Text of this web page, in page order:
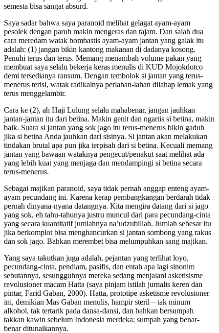
semesta bisa sangat absurd.
Saya sadar bahwa saya paranoid melihat gelagat ayam-ayam
pesolek dengan paruh makin mengeras dan tajam. Dan salah dua
cara meredam watak bombastis ayam-ayam jantan yang galak itu
adalah: (1) jangan bikin kantong makanan di dadanya kosong.
Penuhi terus dan terus. Memang menambah volume pakan yang
membuat saya selalu bekerja keras menulis di KUD Mojokdotco
demi tersedianya ransum. Dengan tembolok si jantan yang terus-
menerus terisi, watak radikalnya perlahan-lahan dilahap lemak yang
terus menggelambir.
Cara ke (2), ah Haji Lulung selalu mahabenar, jangan jauhkan
jantan-jantan itu dari betina. Makin genit dan ngartis si betina, makin
baik. Suara si jantan yang sok jago itu terus-menerus bikin gaduh
jika si betina Anda jauhkan dari sisinya. Si jantan akan melakukan
tindakan brutal apa pun jika terpisah dari si betina. Kecuali memang
jantan yang bawaan wataknya pengecut/penakut saat melihat ada
yang lebih kuat yang menjaga dan mendampingi si betina secara
terus-menerus.
Sebagai majikan paranoid, saya tidak pernah anggap enteng ayam-
ayam pecundang ini. Karena kerap pembangkangan berdarah tidak
pernah dinyana-nyana datangnya. Kita mengira datang dari si jago
yang sok, eh tahu-tahunya justru muncul dari para pecundang-cinta
yang secara kuantitatif jumlahnya na’udzubillah. Jumlah sebesar itu
jika berkomplot bisa menghancurkan si jantan sombong yang rakus
dan sok jago. Bahkan merembet bisa melumpuhkan sang majikan.
Yang saya takutkan juga adalah, pejantan yang terlihat loyo,
pecundang-cinta, pendiam, pasifis, dan entah apa lagi sinonim
sebutannya, sesungguhnya mereka sedang menjalani asketisisme
revolusioner macam Hatta (saya pinjam istilah jurnalis keren dan
pintar, Farid Gaban, 2000). Hatta, prototipe asketisme revolusioner
ini, demikian Mas Gaban menulis, hampir steril—tak minum
alkohol, tak tertarik pada dansa-dansi, dan bahkan bersumpah
takkan kawin sebelum Indonesia merdeka; sumpah yang benar-
benar ditunaikannya.